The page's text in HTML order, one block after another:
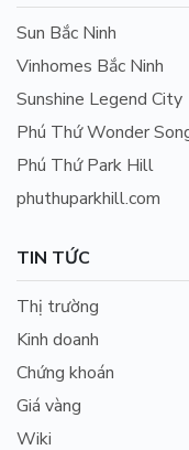
Sun Bắc Ninh
Vinhomes Bắc Ninh
Sunshine Legend City
Phú Thứ Wonder
Phú Thứ Park Hill
phuthuparkhill.com
TIN TỨC
Thị trường
Kinh doanh
Chứng khoán
Giá vàng
Wiki